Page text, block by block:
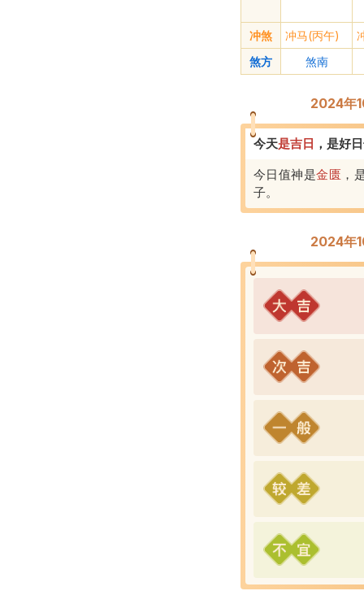
冲煞 冲马(丙午)
煞方
煞南
2024年
今天是吉 日 ， 是好
今日值神是金匮 ，
子。
2024年